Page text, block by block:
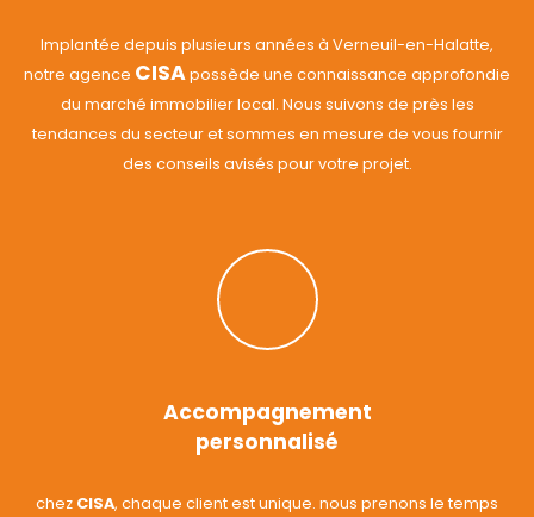
Implantée depuis plusieurs années à Verneuil-en-Halatte,
notre agence CISApossède une connaissance approfondie
du marché immobilier local. Nous suivons de près les
tendances du secteur et sommes en mesure de vous fournir
des conseils avisés pour votre projet.
Accompagnement
personnalisé
chez CISA, chaque client est unique. nous prenons le temps